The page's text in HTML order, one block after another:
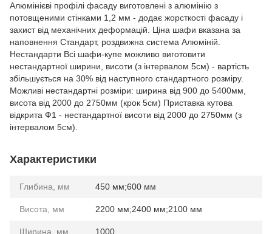
Алюмінієві профілі фасаду виготовлені з алюмінію з
потовщеними стінками 1,2 мм - додає жорсткості фасаду і
захист від механічних деформацій. Ціна шафи вказана за
наповнення Стандарт, роздвижна система Алюміній.
Нестандарти Всі шафи-купе можливо виготовити
нестандартної ширини, висоти (з інтервалом 5см) - вартість
збільшується на 30% від наступного стандартного розміру.
Можливі нестандартні розміри: ширина від 900 до 5400мм,
висота від 2000 до 2750мм (крок 5см) Приставка кутова
відкрита Ф1 - нестандартної висоти від 2000 до 2750мм (з
інтервалом 5см).
Характеристики
Глибина, мм 450 мм;600 мм
Висота, мм 2200 мм;2400 мм;2100 мм
Ширина, мм 1000